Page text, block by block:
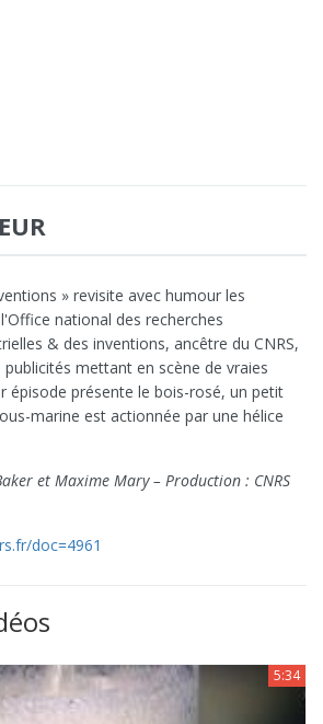
» revisite avec humour les
national des recherches
& des inventions, ancêtre du CNRS,
mettant en scène de vraies
épisode présente le bois-rosé, un petit
marine est actionnée par une hélice
et Maxime Mary – Production : CNRS
doc=4961
5:34